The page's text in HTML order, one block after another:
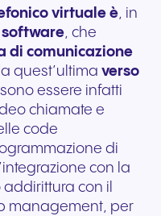
virtuale è, in
, che
di comunicazione
quest’ultima verso
essere infatti
chiamate e
code
di
con la
con il
management, per